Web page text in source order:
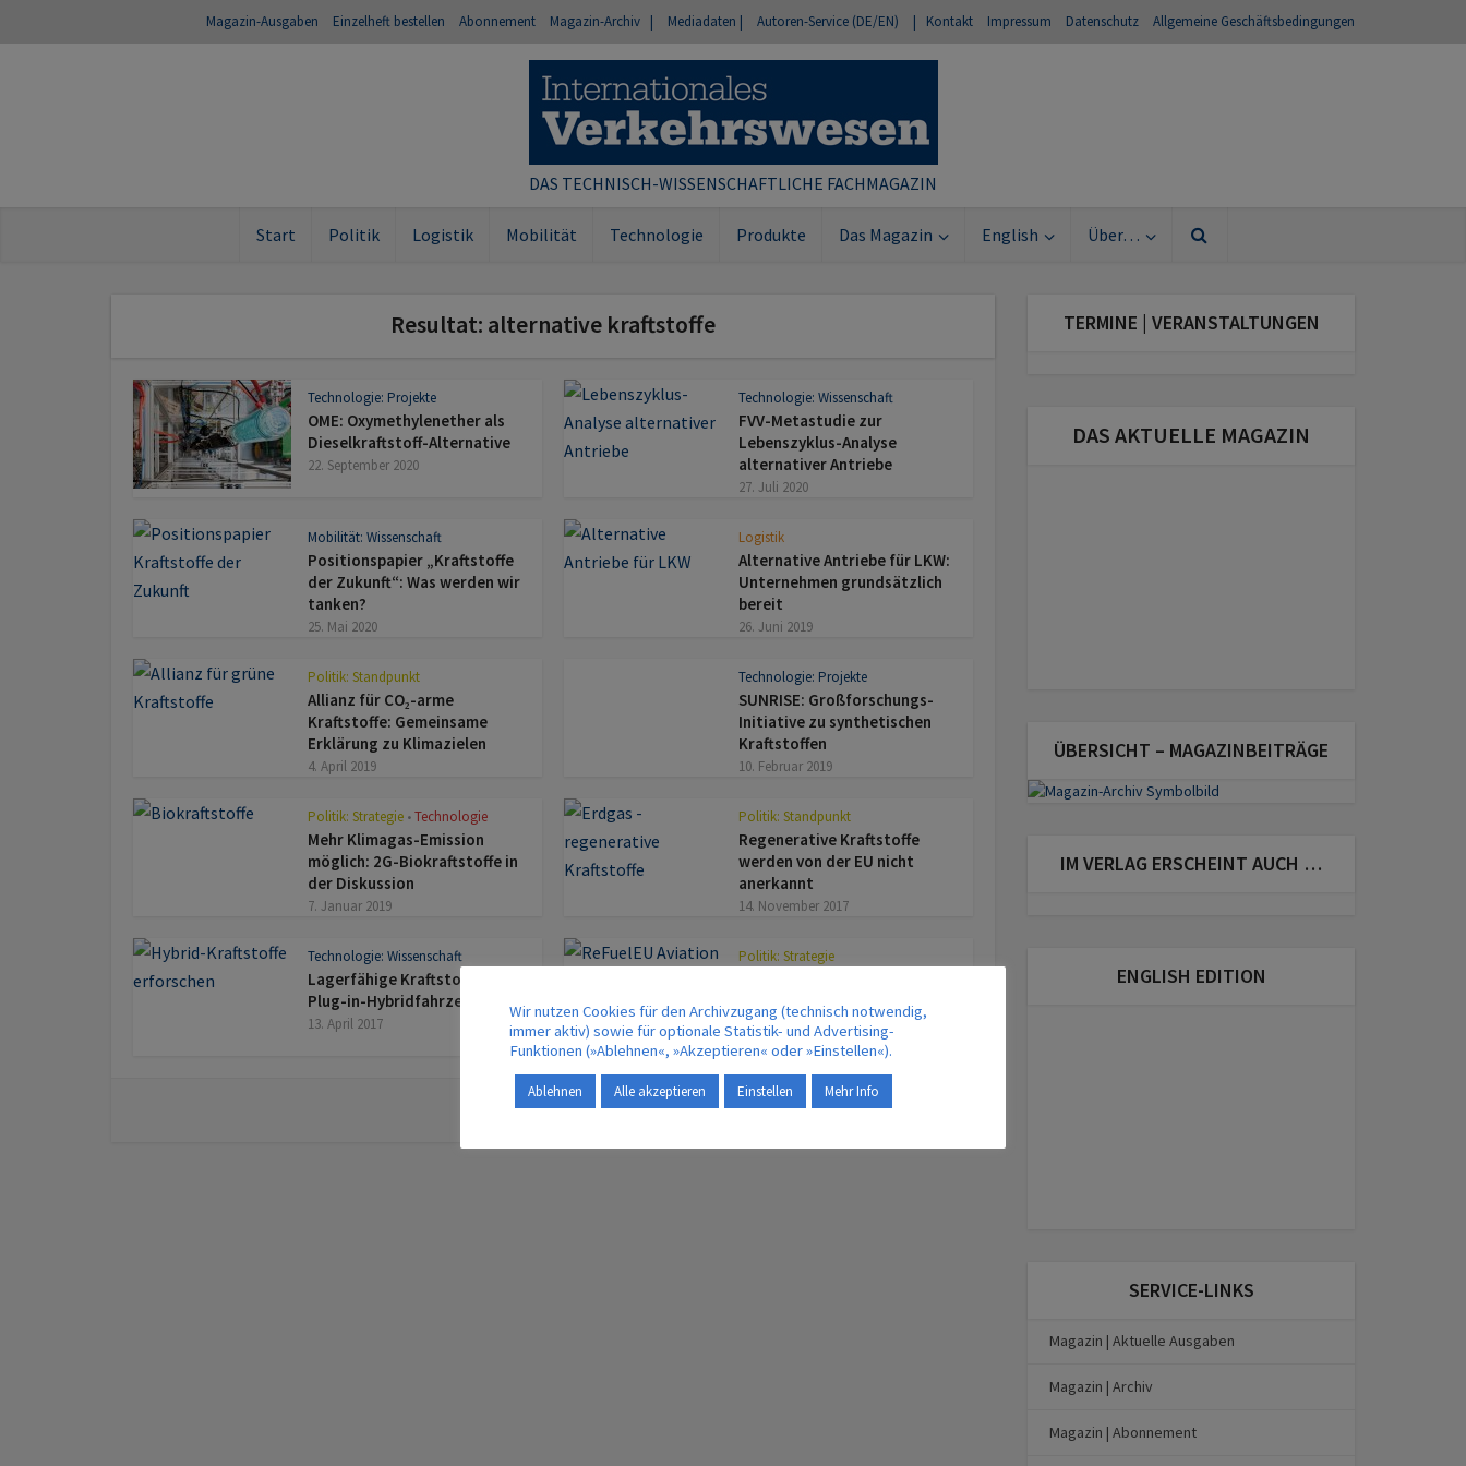
Magazin-Ausgaben Einzelheft bestellen Abonnement Magazin-Archiv | Mediadaten | Autoren-Service (DE/EN) | Kontakt Impressum Datenschutz Allgemeine Geschäftsbedingungen
DAS TECHNISCH-WISSENSCHAFTLICHE FACHMAGAZIN
Start Politik Logistik Mobilität Technologie Produkte Das Magazin English Über…
Resultat: alternative kraftstoffe
Technologie: Projekte
OME: Oxymethylenether als
Dieselkraftstoff-Alternative
22. September 2020
Technologie: Wissenschaft
FVV-Metastudie zur
Lebenszyklus-Analyse
alternativer Antriebe
27. Juli 2020
Mobilität: Wissenschaft
Positionspapier „Kraftstoffe
der Zukunft“: Was werden wir
tanken?
25. Mai 2020
Logistik
Alternative Antriebe für LKW:
Unternehmen grundsätzlich
bereit
26. Juni 2019
Politik: Standpunkt
Allianz für CO₂-arme
Kraftstoffe: Gemeinsame
Erklärung zu Klimazielen
4. April 2019
Technologie: Projekte
SUNRISE: Großforschungs-
Initiative zu synthetischen
Kraftstoffen
10. Februar 2019
Politik: Strategie • Technologie
Mehr Klimagas-Emission
möglich: 2G-Biokraftstoffe in
der Diskussion
7. Januar 2019
Politik: Standpunkt
Regenerative Kraftstoffe
werden von der EU nicht
anerkannt
14. November 2017
Technologie: Wissenschaft
Lagerfähige Kraftstoffe für
Plug-in-Hybridfahrzeuge
13. April 2017
Politik: Strategie
Emissionen aus der Luftfahrt
senken
27. April 2023
MEHR | MORE
TERMINE | VERANSTALTUNGEN
DAS AKTUELLE MAGAZIN
ÜBERSICHT – MAGAZINBEITRÄGE
IM VERLAG ERSCHEINT AUCH …
ENGLISH EDITION
SERVICE-LINKS
Magazin | Aktuelle Ausgaben
Magazin | Archiv
Magazin | Abonnement
Wir nutzen Cookies für den Archivzugang (technisch notwendig,
immer aktiv) sowie für optionale Statistik- und Advertising-
Funktionen (»Ablehnen«, »Akzeptieren« oder »Einstellen«).
Ablehnen Alle akzeptieren Einstellen Mehr Info